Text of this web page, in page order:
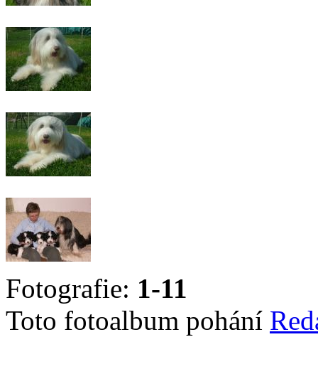
Fotografie: 1-11
Toto fotoalbum pohání